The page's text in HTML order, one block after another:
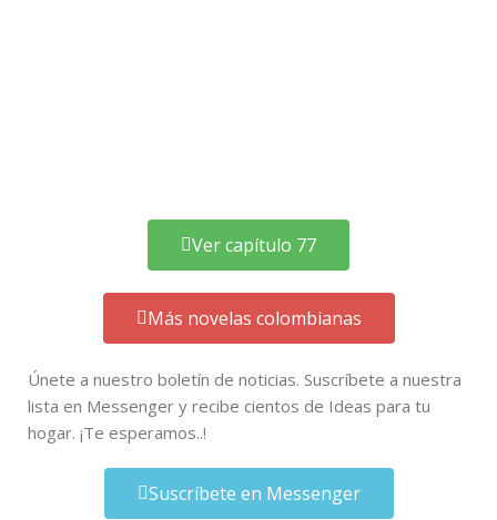
Ver capítulo 77
Más novelas colombianas
Únete a nuestro boletín de noticias. Suscríbete a nuestra
lista en Messenger y recibe cientos de Ideas para tu
hogar. ¡Te esperamos..!
Suscríbete en Messenger